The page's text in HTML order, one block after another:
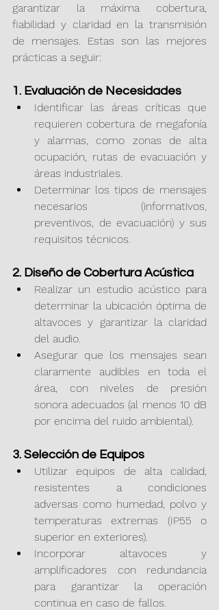
garantizar la máxima cobertura,
fiabilidad y claridad en la transmisión
de mensajes. Estas son las mejores
prácticas a seguir:
1. Evaluación de Necesidades
Identificar las áreas críticas que
requieren cobertura de megafonía
y alarmas, como zonas de alta
ocupación, rutas de evacuación y
áreas industriales.
Determinar los tipos de mensajes
necesarios (informativos,
preventivos, de evacuación) y sus
requisitos técnicos.
2. Diseño de Cobertura Acústica
Realizar un estudio acústico para
determinar la ubicación óptima de
altavoces y garantizar la claridad
del audio.
Asegurar que los mensajes sean
claramente audibles en toda el
área, con niveles de presión
sonora adecuados (al menos 10 dB
por encima del ruido ambiental).
3. Selección de Equipos
Utilizar equipos de alta calidad,
resistentes a condiciones
adversas como humedad, polvo y
temperaturas extremas (IP55 o
superior en exteriores).
Incorporar altavoces y
amplificadores con redundancia
para garantizar la operación
continua en caso de fallos.